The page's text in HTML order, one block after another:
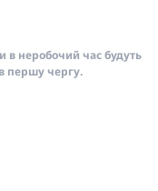
в неробочий час будуть
першу чергу.